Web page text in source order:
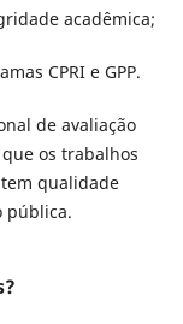
acadêmica;
CPRI e GPP.
de avaliação
os trabalhos
qualidade
pública.